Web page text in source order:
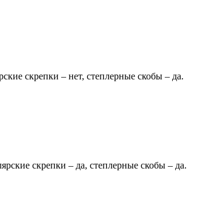
скрепки – нет, степлерные скобы – да.
скрепки – да, степлерные скобы – да.